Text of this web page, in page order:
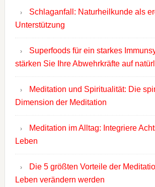
Schlaganfall: Naturheilkunde als
Unterstützung
Superfoods für ein starkes
stärken Sie Ihre Abwehrkräfte auf
Meditation und Spiritualität: Die
Dimension der Meditation
Meditation im Alltag: Integriere
Leben
Die 5 größten Vorteile der
Leben verändern werden